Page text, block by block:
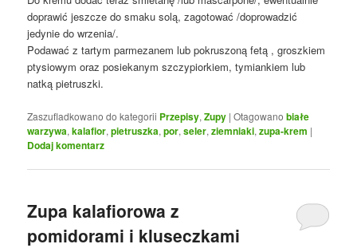
doprawić jeszcze do smaku solą, zagotować /doprowadzić
jedynie do wrzenia/.
Podawać z tartym parmezanem lub pokruszoną fetą , groszkiem
ptysiowym oraz posiekanym szczypiorkiem, tymiankiem lub
natką pietruszki.
Zaszufladkowano do kategorii Przepisy,Zupy |Otagowano białe
warzywa,kalafior,pietruszka,por,seler,ziemniaki,zupa-krem |
Dodaj komentarz
Zupa kalafiorowa z
pomidorami i kluseczkami